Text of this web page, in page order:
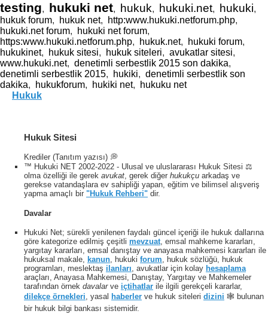
testing, hukuki net, hukuk, hukuki.net, hukuki,
hukuk forum, hukuk net, http:www.hukuki.netforum.php,
hukuki.net forum, hukuki net forum,
https:www.hukuki.netforum.php, hukuk.net, hukuki forum,
hukukinet, hukuk sitesi, hukuk siteleri, avukatlar sitesi,
www.hukuki.net, denetimli serbestlik 2015 son dakika,
denetimli serbestlik 2015, hukiki, denetimli serbestlik son
dakika, hukukforum, hukiki net,
hukuku net
Hukuk
Hukuk Sitesi
Krediler (Tanıtım yazısı) 💭
™ Hukuki NET 2002-2022 - Ulusal ve uluslararası Hukuk Sitesi ⚖️
olma özelliği ile gerek avukat, gerek diğer hukukçu arkadaş ve
gerekse vatandaşlara ev sahipliği yapan, eğitim ve bilimsel alışveriş
yapma amaçlı bir "Hukuk Rehberi" dir.
Davalar
Hukuki Net; sürekli yenilenen faydalı güncel içeriği ile hukuk dallarına
göre kategorize edilmiş çeşitli mevzuat, emsal mahkeme kararları,
yargıtay kararları, emsal danıştay ve anayasa mahkemesi kararları ile
hukuksal makale, kanun, hukuki forum, hukuk sözlüğü, hukuk
programları, meslektaş ilanları, avukatlar için kolay hesaplama
araçları, Anayasa Mahkemesi, Danıştay, Yargıtay ve Mahkemeler
tarafından örnek davalarve içtihatlar ile ilgili gerekçeli kararlar,
dilekçe örnekleri, yasal haberler ve hukuk siteleri dizini 🕸 bulunan
bir hukuk bilgi bankası sistemidir.